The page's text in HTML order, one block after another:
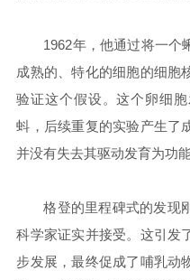
1962年，他通过将一个
成熟的、特化的细胞的细胞
验证这个假设。这个卵细
蚪，后续重复的实验产生了
并没有失去其驱动发育为功
格登的里程碑式的发现
科学家证实并接受。这引发
步发展，最终促成了哺乳动